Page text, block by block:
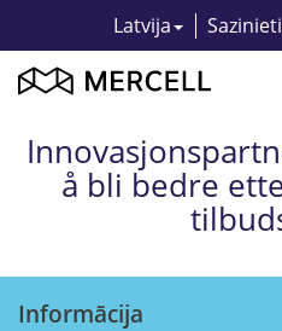
Latvija
å bli bedre
Informācija